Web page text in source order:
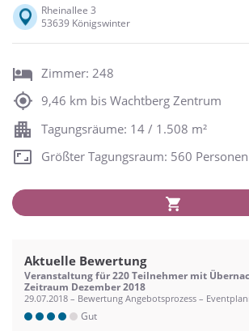
Rheinallee 3
53639 Königswinter
Zimmer: 248
9,46 km bis Wachtberg Zentrum
Tagungsräume: 14 / 1.508 m²
Größter Tagungsraum: 560
Aktuelle Bewertung
Veranstaltung für 220 Teilnehmer mit
Zeitraum Dezember 2018
29.07.2018 – Bewertung Angebotsprozess –
Gut